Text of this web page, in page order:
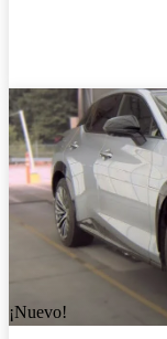
¡Nuevo!